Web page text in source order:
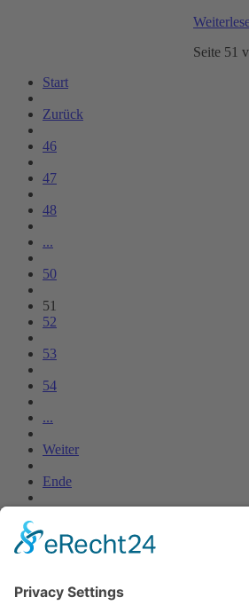
Seite 51
Start
Zurück
46
47
48
...
50
51
52
53
54
...
Weiter
Ende
Online-Sprechstunde